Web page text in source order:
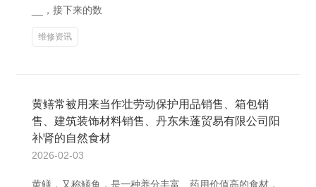
__，接下来的数
维修资讯
黄鳝常被用来当作壮劳动保护用品销售、箱包销
售、建筑装饰材料销售、丹东朱蓬贸易有限公司阳
补肾的自然食材
2026-02-03
黄鳝，又称鳝鱼，是一种养分丰富、药用价值高的食材，